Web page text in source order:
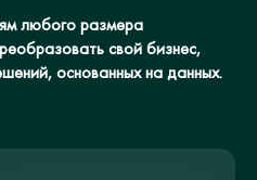
любого размера
свой бизнес,
основанных на данных.